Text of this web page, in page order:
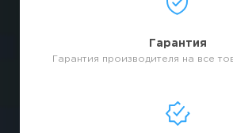
Гарантия
Гарантия производителя на все